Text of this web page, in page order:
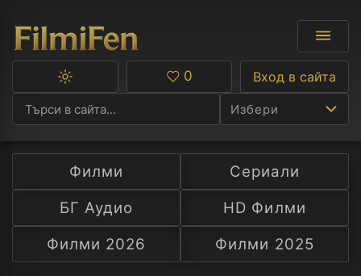
Избери
Ф
С
А
Превключване
тъмна
тема
Любими
0 Вход в сайта
Филми
Сериали
БГ Аудио
HD Филми
Филми 2026
Филми 2025